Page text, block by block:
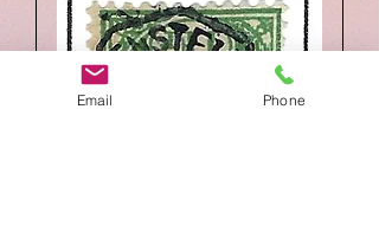
Email Phone